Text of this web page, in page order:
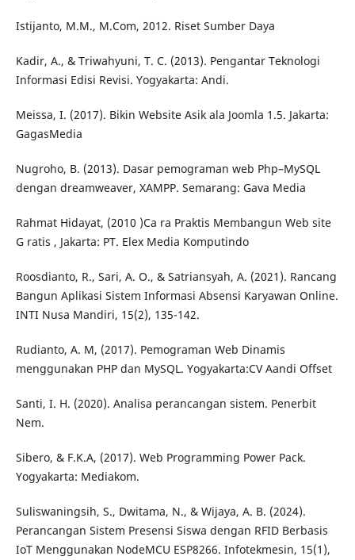
Istijanto, M.M., M.Com, 2012. Riset Sumber Daya
Kadir, A., & Triwahyuni, T. C. (2013). Pengantar Teknologi
Informasi Edisi Revisi. Yogyakarta: Andi.
Meissa, I. (2017). Bikin Website Asik ala Joomla 1.5. Jakarta:
GagasMedia
Nugroho, B. (2013). Dasar pemograman web Php–MySQL
dengan dreamweaver, XAMPP. Semarang: Gava Media
Rahmat Hidayat, (2010 )Ca ra Praktis Membangun Web site
G ratis , Jakarta: PT. Elex Media Komputindo
Roosdianto, R., Sari, A. O., & Satriansyah, A. (2021). Rancang
Bangun Aplikasi Sistem Informasi Absensi Karyawan Online.
INTI Nusa Mandiri, 15(2), 135-142.
Rudianto, A. M, (2017). Pemograman Web Dinamis
menggunakan PHP dan MySQL. Yogyakarta:CV Aandi Offset
Santi, I. H. (2020). Analisa perancangan sistem. Penerbit
Nem.
Sibero, & F.K.A, (2017). Web Programming Power Pack.
Yogyakarta: Mediakom.
Suliswaningsih, S., Dwitama, N., & Wijaya, A. B. (2024).
Perancangan Sistem Presensi Siswa dengan RFID Berbasis
IoT Menggunakan NodeMCU ESP8266. Infotekmesin, 15(1),